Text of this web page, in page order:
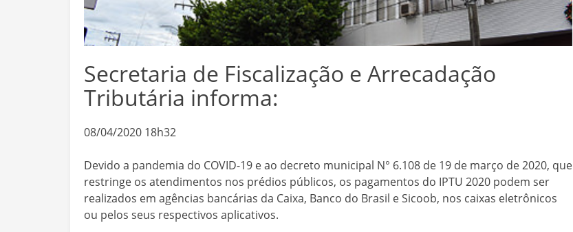
Secretaria de Fiscalização e Arrecadação
Tributária informa:
08/04/2020 18h32
Devido a pandemia do COVID-19 e ao decreto municipal N° 6.108 de 19 de março de 2020, que
restringe os atendimentos nos prédios públicos, os pagamentos do IPTU 2020 podem ser
realizados em agências bancárias da Caixa, Banco do Brasil e Sicoob, nos caixas eletrônicos
ou pelos seus respectivos aplicativos.